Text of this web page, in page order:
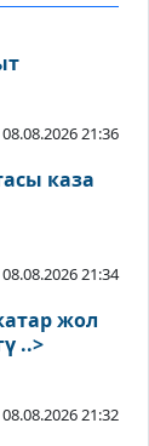
08.08.2026 21:36
каза
08.08.2026 21:34
жол
..>
08.08.2026 21:32